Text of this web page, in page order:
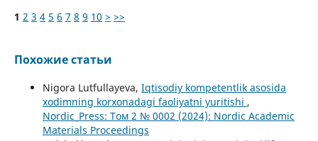
1 2 3 4 5 6 7 8 9 10 > >>
Похожие статьи
Nigora Lutfullayeva, Iqtisodiy kompetentlik asosida
xodimning korxonadagi faoliyatni yuritishi ,
Nordic_Press: Том 2 № 0002 (2024): Nordic Academic
Materials Proceedings